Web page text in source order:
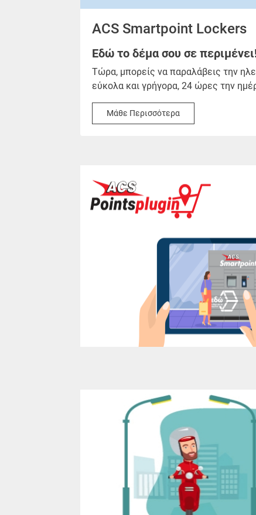
ACS Smartpoint Lockers
Εδώ το δέμα σου σε
Τώρα, μπορείς να παραλάβεις την
εύκολα και γρήγορα, 24 ώρες την
Μάθε Περισσότερα